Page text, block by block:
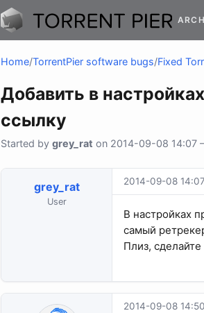
Home/TorrentPier software bugs/Fixed
Добавить в
ссылку
Started by grey_rat on 2014-09-08 14:07
grey_rat
User
2014-09-08 14:07
В настройках
самый
Плиз,
2014-09-08 14:50